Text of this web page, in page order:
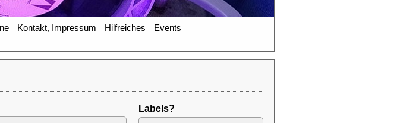
Kontakt, Impressum Hilfreiches Events
Labels?